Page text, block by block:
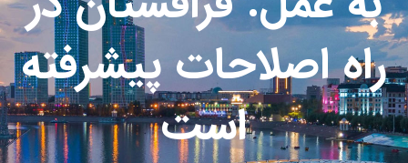
راه اصلاحات پیشرفته
است